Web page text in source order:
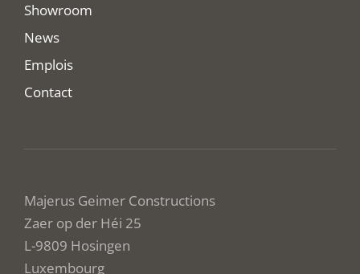
Showroom
News
Emplois
Contact
Majerus Geimer Constructions
Zaer op der Héi 25
L-9809 Hosingen
Luxembourg